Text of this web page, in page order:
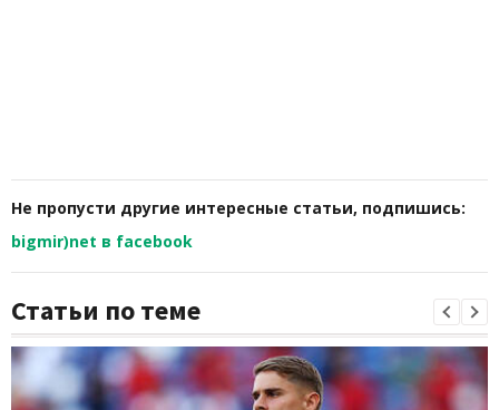
Не пропусти другие интересные статьи, подпишись:
bigmir)net в facebook
Статьи по теме